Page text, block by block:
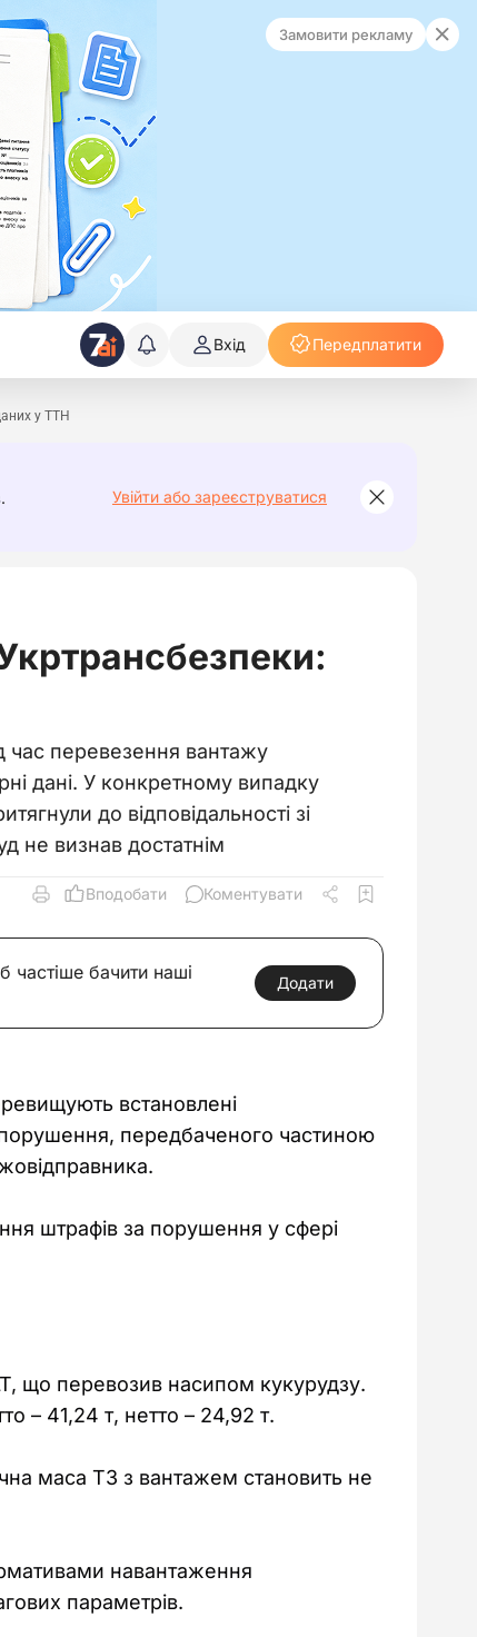
Замовити рекламу
Вхід Передплатити
у ТТН
Увійти або зареєструватися
час перевезення вантажу
дані. У конкретному випадку
до відповідальності зі
не визнав достатнім
Вподобати Коментувати
частіше бачити наші
Додати
встановлені
передбаченого частиною
штрафів за порушення у сфері
що перевозив насипом кукурудзу.
– 41,24 т, нетто – 24,92 т.
маса ТЗ з вантажем становить не
навантаження
параметрів.